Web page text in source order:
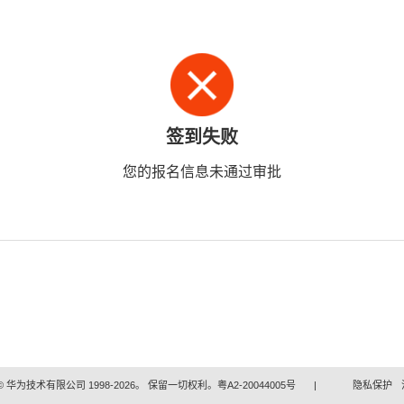
签到失败
您的报名信息未通过审批
华为技术有限公司 1998-2026。 保留一切权利。粤A2-20044005号 | 隐私保护